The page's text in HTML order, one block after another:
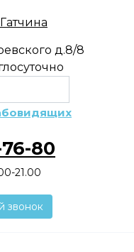
д.8/8
80
21.00
звонок